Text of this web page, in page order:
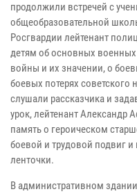
продолжили встречей с
общеобразовательной
Росгвардии лейтенант
детям об основных
войны и их значении, о
боевых потерях
слушали рассказчика и
урок, лейтенант Александр
память о героическом
боевой и трудовой подвиг
ленточки.
В административном